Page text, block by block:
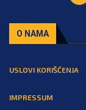
O NAMA
USLOVI KORIŠĆENJA
IMPRESSUM